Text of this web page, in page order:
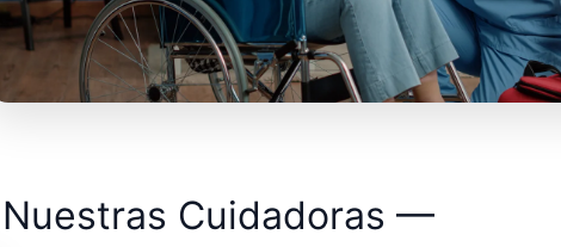
Nuestras Cuidadoras —